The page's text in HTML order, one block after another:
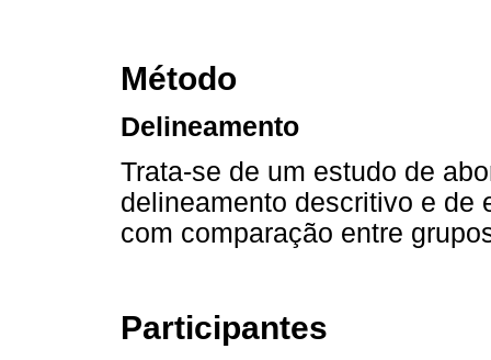
Método
Delineamento
Trata-se de um estudo de
delineamento descritivo e de
com comparação entre
Participantes